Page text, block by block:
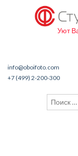
Уют
info@oboifoto.com
+7 (499) 2-200-300